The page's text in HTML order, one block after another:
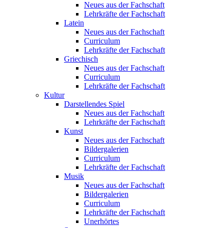
Neues aus der Fachschaft
Lehrkräfte der Fachschaft
Latein
Neues aus der Fachschaft
Curriculum
Lehrkräfte der Fachschaft
Griechisch
Neues aus der Fachschaft
Curriculum
Lehrkräfte der Fachschaft
Kultur
Darstellendes Spiel
Neues aus der Fachschaft
Lehrkräfte der Fachschaft
Kunst
Neues aus der Fachschaft
Bildergalerien
Curriculum
Lehrkräfte der Fachschaft
Musik
Neues aus der Fachschaft
Bildergalerien
Curriculum
Lehrkräfte der Fachschaft
Unerhörtes